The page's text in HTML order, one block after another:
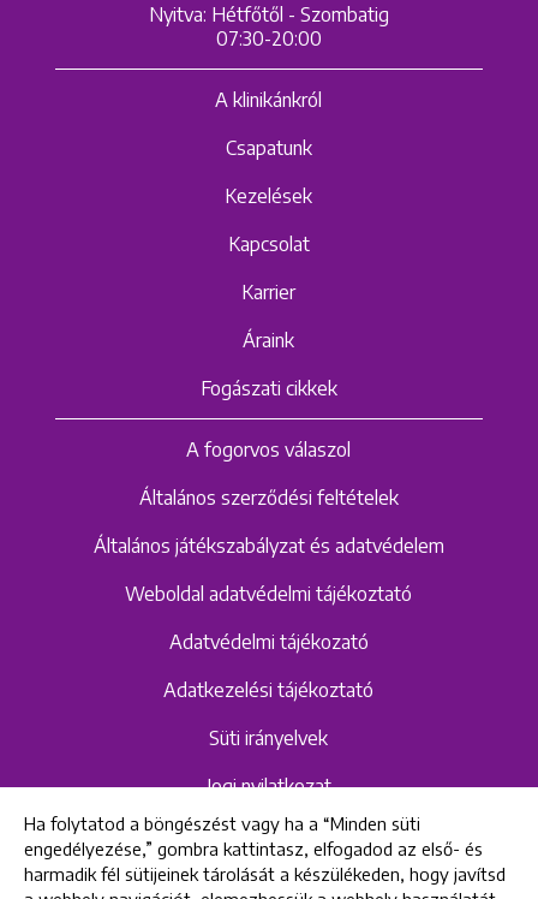
Nyitva: Hétfőtől - Szombatig
07:30-20:00
A klinikánkról
Csapatunk
Kezelések
Kapcsolat
Karrier
Áraink
Fogászati cikkek
A fogorvos válaszol
Általános szerződési feltételek
Általános játékszabályzat és adatvédelem
Weboldal adatvédelmi tájékoztató
Adatvédelmi tájékozató
Adatkezelési tájékoztató
Süti irányelvek
Jogi nyilatkozat
Hangrögzítéshez kapcsolódó adatvédelmi
szabályzat és tájékoztató
Ha folytatod a böngészést vagy ha a “Minden süti
engedélyezése,” gombra kattintasz, elfogadod az első- és
harmadik fél sütijeinek tárolását a készülékeden, hogy javítsd